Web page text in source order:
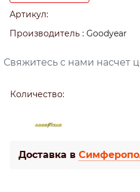
Артикул:
Производитель : Goodyear
Свяжитесь с нами насчет
Количество:
Доставка в